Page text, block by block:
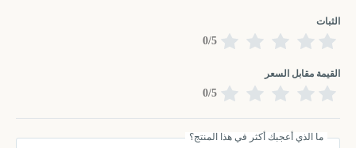
الثبات
0/5
القيمة مقابل السعر
0/5
ما الذي أعجبك أكثر في هذا المنتج؟